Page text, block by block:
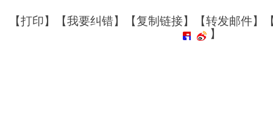
【打印】【我要纠错】【复制链接】【转发邮件】
】